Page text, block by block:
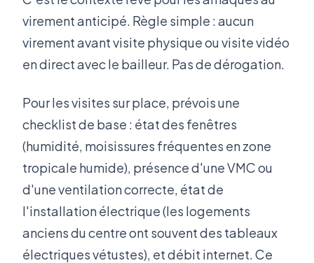
virement anticipé. Règle simple : aucun
virement avant visite physique ou visite vidéo
en direct avec le bailleur. Pas de dérogation.
Pour les visites sur place, prévois une
checklist de base : état des fenêtres
(humidité, moisissures fréquentes en zone
tropicale humide), présence d'une VMC ou
d'une ventilation correcte, état de
l'installation électrique (les logements
anciens du centre ont souvent des tableaux
électriques vétustes), et débit internet. Ce